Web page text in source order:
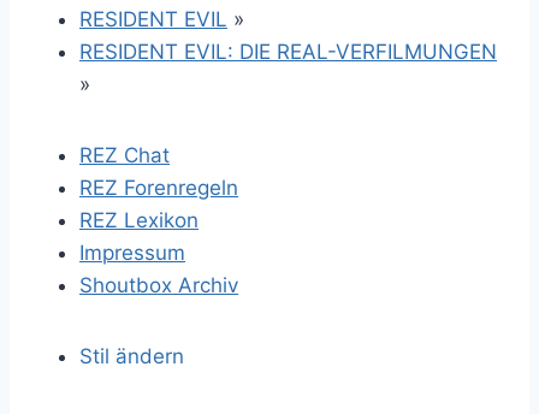
RESIDENT EVIL »
RESIDENT EVIL: DIE REAL-VERFILMUNGEN
»
REZ Chat
REZ Forenregeln
REZ Lexikon
Impressum
Shoutbox Archiv
Stil ändern